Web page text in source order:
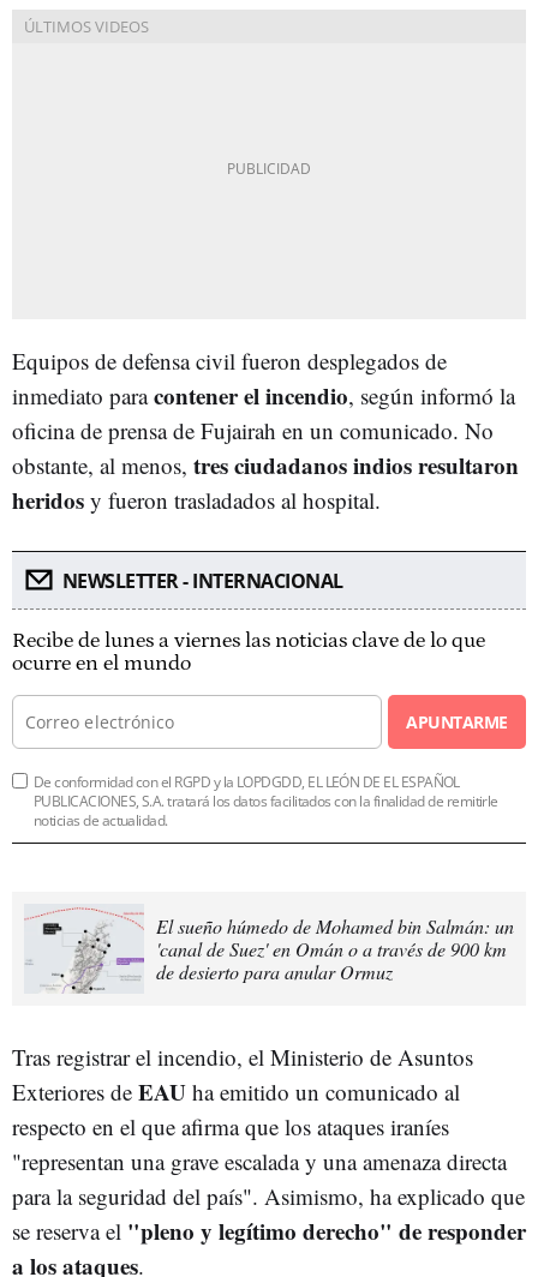
Equipos de defensa civil fueron desplegados de
inmediato paracontener el incendio, según informó la
oficina de prensa de Fujairah en un comunicado. No
obstante, al menos, tres ciudadanos indios resultaron
heridos y fueron trasladados al hospital.
NEWSLETTER - INTERNACIONAL
Recibe de lunes a viernes las noticias clave de lo que
ocurre en el mundo
APUNTARME
De conformidad con el RGPD y la LOPDGDD, EL LEÓN DE EL ESPAÑOL
PUBLICACIONES, S.A. tratará los datos facilitados con la finalidad de remitirle
noticias de actualidad.
El sueño húmedo de Mohamed bin Salmán: un
'canal de Suez' en Omán o a través de 900 km
de desierto para anular Ormuz
Tras registrar el incendio, el Ministerio de Asuntos
Exteriores de EAU ha emitido un comunicado al
respecto en el que afirma que los ataques iraníes
"representan una grave escalada y una amenaza directa
para la seguridad del país". Asimismo, ha explicado que
se reserva el "pleno y legítimo derecho" de responder
a los ataques.